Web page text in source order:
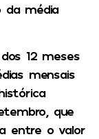
da média
12 meses
mensais
que
entre o valor